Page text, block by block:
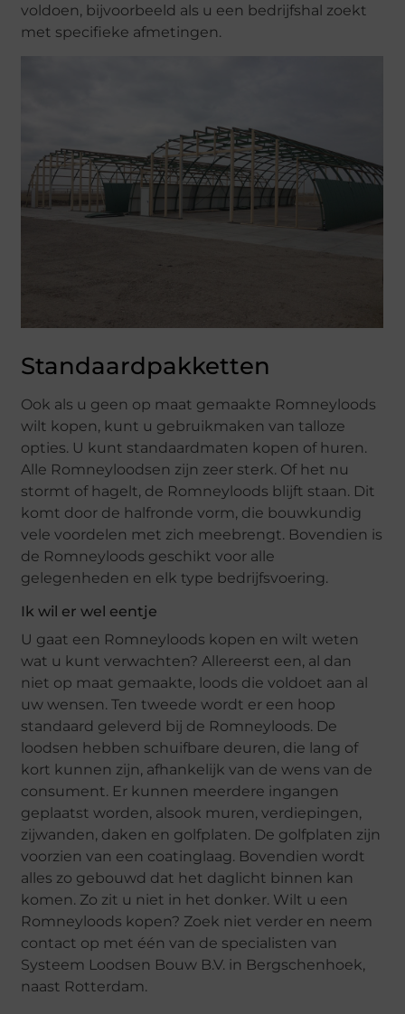
voldoen, bijvoorbeeld als u een bedrijfshal zoekt
met specifieke afmetingen.
Standaardpakketten
Ook als u geen op maat gemaakte Romneyloods
wilt kopen, kunt u gebruikmaken van talloze
opties. U kunt standaardmaten kopen of huren.
Alle Romneyloodsen zijn zeer sterk. Of het nu
stormt of hagelt, de Romneyloods blijft staan. Dit
komt door de halfronde vorm, die bouwkundig
vele voordelen met zich meebrengt. Bovendien is
de Romneyloods geschikt voor alle
gelegenheden en elk type bedrijfsvoering.
Ik wil er wel eentje
U gaat een Romneyloods kopen en wilt weten
wat u kunt verwachten? Allereerst een, al dan
niet op maat gemaakte, loods die voldoet aan al
uw wensen. Ten tweede wordt er een hoop
standaard geleverd bij de Romneyloods. De
loodsen hebben schuifbare deuren, die lang of
kort kunnen zijn, afhankelijk van de wens van de
consument. Er kunnen meerdere ingangen
geplaatst worden, alsook muren, verdiepingen,
zijwanden, daken en golfplaten. De golfplaten zijn
voorzien van een coatinglaag. Bovendien wordt
alles zo gebouwd dat het daglicht binnen kan
komen. Zo zit u niet in het donker. Wilt u een
Romneyloods kopen? Zoek niet verder en neem
contact op met één van de specialisten van
Systeem Loodsen Bouw B.V. in Bergschenhoek,
naast Rotterdam.